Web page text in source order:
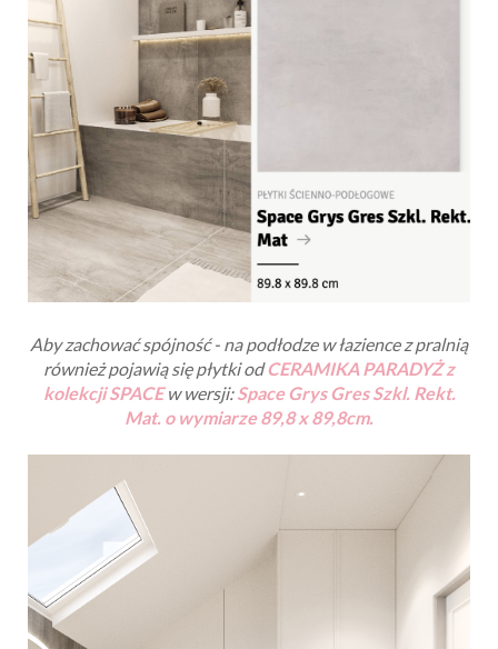
Aby zachować spójność - na podłodze w łazience z pralnią
również pojawią się płytki odCERAMIKA PARADYŻ z
kolekcji SPACEw wersji:Space Grys Gres Szkl. Rekt.
Mat. o wymiarze 89,8 x 89,8cm.